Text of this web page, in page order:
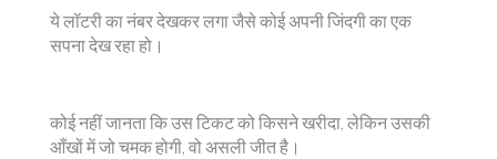
ये लॉटरी का नंबर देखकर लगा जैसे कोई अपनी जिंदगी का एक
सपना देख रहा हो।
कोई नहीं जानता कि उस टिकट को किसने खरीदा, लेकिन उसकी
आँखों में जो चमक होगी, वो असली जीत है।